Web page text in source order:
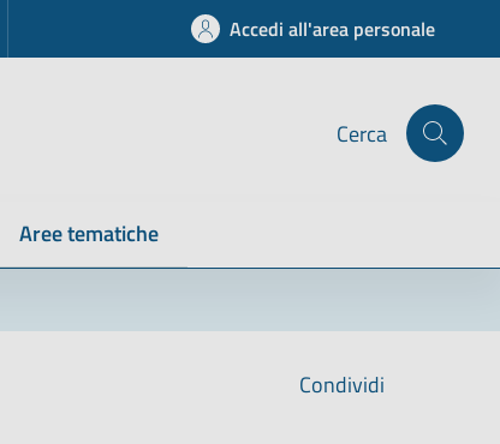
Accedi all'area personale
Cerca
Aree tematiche
Condividi